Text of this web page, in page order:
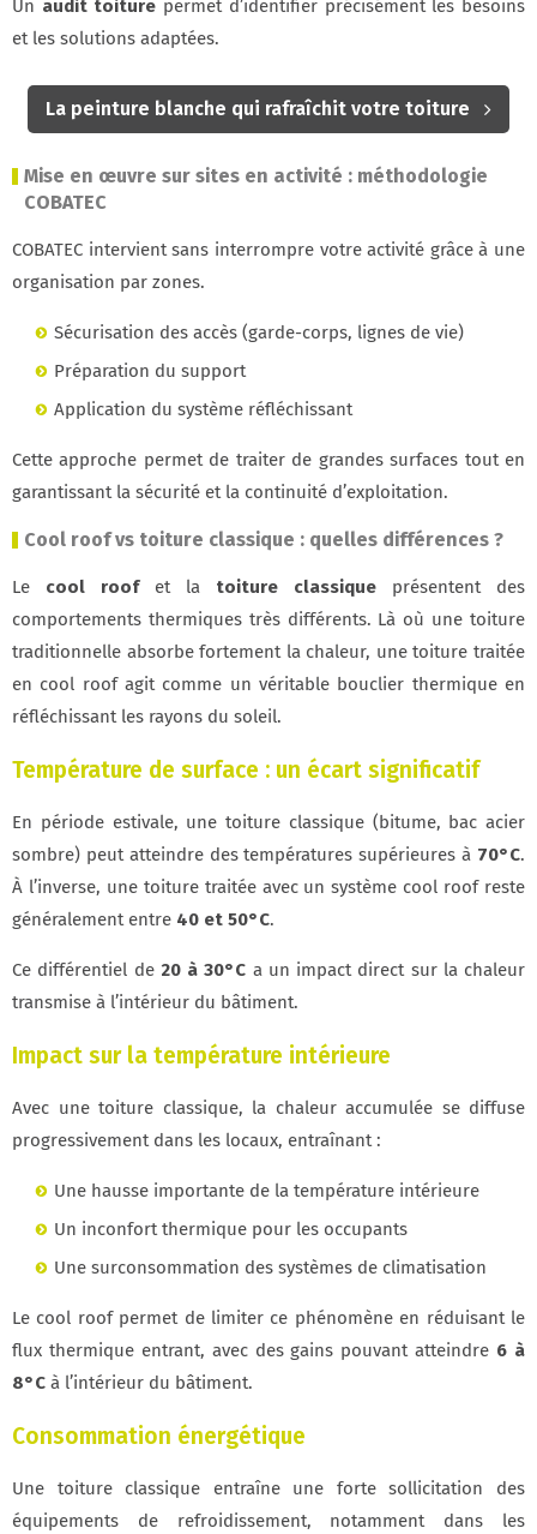
Un audit toiture permet d’identifier précisément les besoins
et les solutions adaptées.
La peinture blanche qui rafraîchit votre toiture
Mise en œuvre sur sites en activité : méthodologie
COBATEC
COBATEC intervient sans interrompre votre activité grâce à une
organisation par zones.
Sécurisation des accès (garde-corps, lignes de vie)
Préparation du support
Application du système réfléchissant
Cette approche permet de traiter de grandes surfaces tout en
garantissant la sécurité et la continuité d’exploitation.
Cool roof vs toiture classique : quelles différences ?
Le cool roofet la toiture classique présentent des
comportements thermiques très différents. Là où une toiture
traditionnelle absorbe fortement la chaleur, une toiture traitée
en cool roof agit comme un véritable bouclier thermique en
réfléchissant les rayons du soleil.
Température de surface : un écart significatif
En période estivale, une toiture classique (bitume, bac acier
sombre) peut atteindre des températures supérieures à 70°C.
À l’inverse, une toiture traitée avec un système cool roof reste
généralement entre 40 et 50°C.
Ce différentiel de 20 à 30°C a un impact direct sur la chaleur
transmise à l’intérieur du bâtiment.
Impact sur la température intérieure
Avec une toiture classique, la chaleur accumulée se diffuse
progressivement dans les locaux, entraînant :
Une hausse importante de la température intérieure
Un inconfort thermique pour les occupants
Une surconsommation des systèmes de climatisation
Le cool roof permet de limiter ce phénomène en réduisant le
flux thermique entrant, avec des gains pouvant atteindre 6 à
8°C à l’intérieur du bâtiment.
Consommation énergétique
Une toiture classique entraîne une forte sollicitation des
équipements de refroidissement, notamment dans les